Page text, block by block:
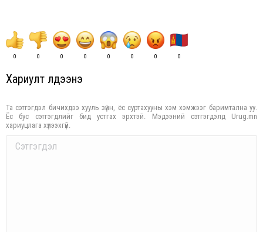
0 0 0 0 0 0 0 0
Хариулт үлдээнэ үү
Та сэтгэгдэл бичихдээ хууль зүйн, ёс суртахууны хэм хэмжээг баримтална уу.
Ёс бус сэтгэгдлийг бид устгах эрхтэй. Мэдээний сэтгэгдэлд Urug.mn
хариуцлага хүлээхгүй.
Comment